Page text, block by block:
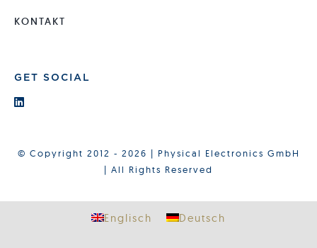
KONTAKT
GET SOCIAL
© Copyright 2012 - 2026 | Physical Electronics GmbH
| All Rights Reserved
Englisch Deutsch